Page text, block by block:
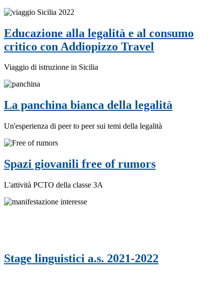
Educazione alla legalità e al consumo
critico con Addiopizzo Travel
Viaggio di istruzione in Sicilia
La panchina bianca della legalità
Un'esperienza di peer to peer sui temi della legalità
Spazi giovanili free of rumors
L'attività PCTO della classe 3A
Stage linguistici a.s. 2021-2022